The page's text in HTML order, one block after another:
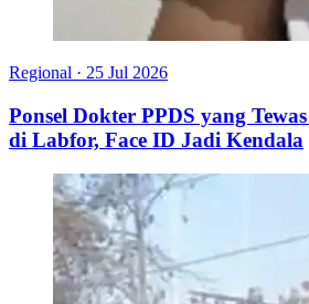
Regional · 25 Jul 2026
Ponsel Dokter PPDS yang
di Labfor, Face ID Jadi Kendala